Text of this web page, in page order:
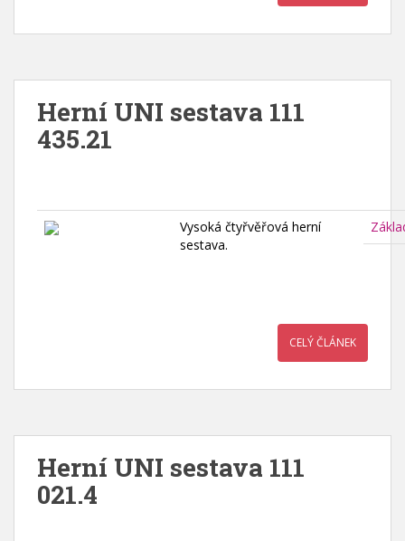
Herní UNI sestava 111
435.21
Vysoká čtyřvěřová herní
sestava.
CELÝ ČLÁNEK
Herní UNI sestava 111
021.4